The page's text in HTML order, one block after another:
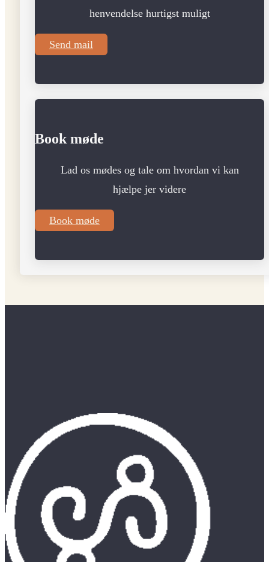
henvendelse hurtigst muligt
Send mail
Book møde
Lad os mødes og tale om hvordan vi kan
hjælpe jer videre
Book møde